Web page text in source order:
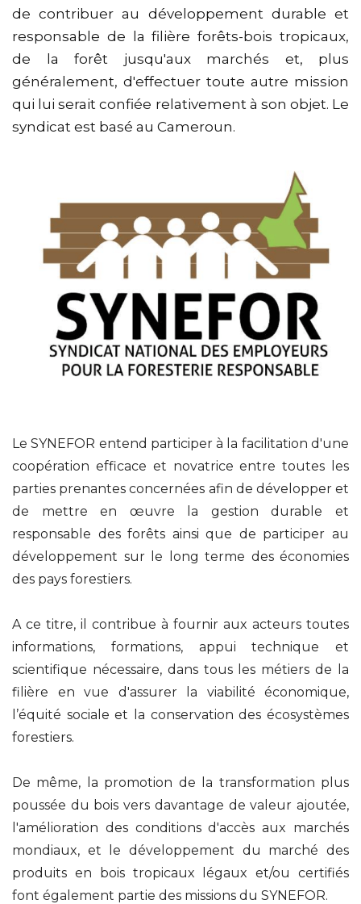
de contribuer au développement durable et
responsable de la filière forêts-bois tropicaux,
de la forêt jusqu'aux marchés et, plus
généralement, d'effectuer toute autre mission
qui lui serait confiée relativement à son objet. Le
syndicat est basé au Cameroun.
Le SYNEFOR entend participer à la facilitation d'une
coopération efficace et novatrice entre toutes les
parties prenantes concernées afin de développer et
de mettre en œuvre la gestion durable et
responsable des forêts ainsi que de participer au
développement sur le long terme des économies
des pays forestiers.
A ce titre, il contribue à fournir aux acteurs toutes
informations, formations, appui technique et
scientifique nécessaire, dans tous les métiers de la
filière en vue d'assurer la viabilité économique,
l’équité sociale et la conservation des écosystèmes
forestiers.
De même, la promotion de la transformation plus
poussée du bois vers davantage de valeur ajoutée,
l'amélioration des conditions d'accès aux marchés
mondiaux, et le développement du marché des
produits en bois tropicaux légaux et/ou certifiés
font également partie des missions du SYNEFOR.